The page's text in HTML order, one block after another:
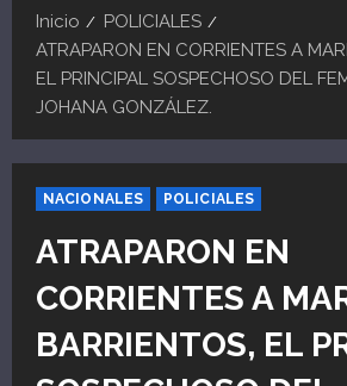
Inicio
POLICIALES
ATRAPARON EN CORRIENTES A
EL PRINCIPAL SOSPECHOSO DEL
JOHANA GONZÁLEZ.
NACIONALES POLICIALES
ATRAPARON EN
CORRIENTES A
BARRIENTOS, EL